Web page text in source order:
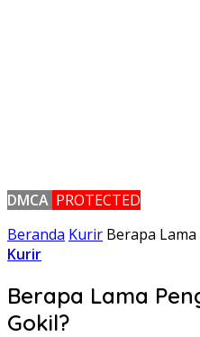
DMCA PROTECTED
Beranda Kurir Berapa
Kurir
Berapa Lama
Gokil?